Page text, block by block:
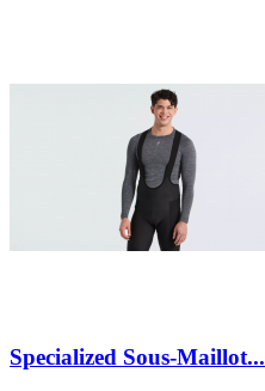
Specialized Sous-Maillot...